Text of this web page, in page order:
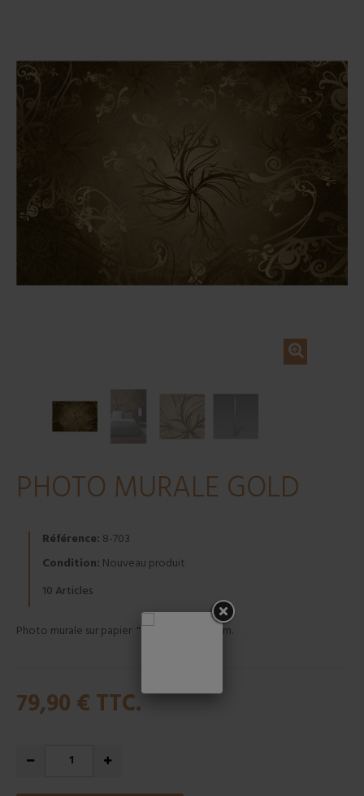
PHOTO MURALE GOLD
Référence: 8-703
Condition: Nouveau produit
10 Articles
Photo murale sur papier "GOLD" 368x254cm.
79,90 € TTC.